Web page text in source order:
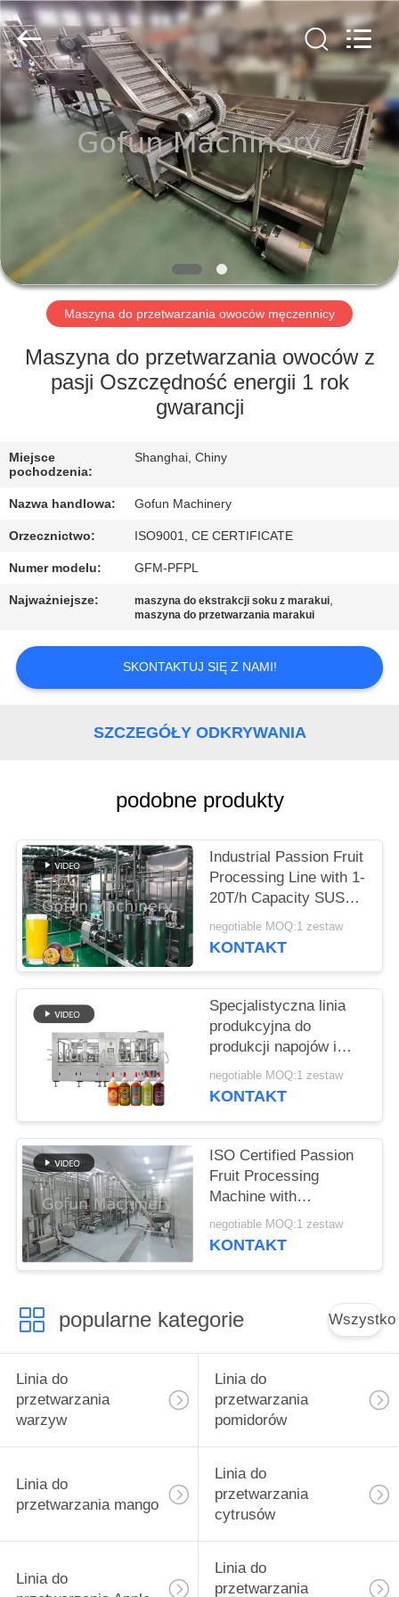
DOM
PRODUKTY
POKAZ
VR
NAS
PO
FABRYCE
KONTROLA
JAKOŚCI
SIĘ
SPRAWY
POPROSIĆ
WYCENĘ
SITEMAP
POLITYKA
PRYWATNOŚCI
Shanghai
Gofun
Machinery
Co.,
Ltd..
All
Rights
Reserved.
Maszyna do przetwarzania owoców męczennicy
Maszyna do przetwarzania owoców z
pasji Oszczędność energii 1 rok
gwarancji
Miejsce
pochodzenia:
Shanghai, Chiny
Nazwa handlowa: Gofun Machinery
Orzecznictwo: ISO9001, CE CERTIFICATE
Numer modelu: GFM-PFPL
Najważniejsze: maszyna do ekstrakcji soku z marakui,
maszyna do przetwarzania marakui
SKONTAKTUJ SIĘ Z NAMI!
SZCZEGÓŁY ODKRYWANIA
podobne produkty
Industrial Passion Fruit
Processing Line with 1-
20T/h Capacity SUS
304/316 Material and
Aseptic Bag Filling
negotiable MOQ:1 zestaw
KONTAKT
Specjalistyczna linia
produkcyjna do
produkcji napojów i
soków przemysłowych
z owoców marakui
negotiable MOQ:1 zestaw
KONTAKT
ISO Certified Passion
Fruit Processing
Machine with
Customizable Capacity
and Energy Saving
negotiable MOQ:1 zestaw
KONTAKT
popularne kategorie Wszystko
Linia do
przetwarzania
warzyw
Linia do
przetwarzania
pomidorów
Linia do
przetwarzania mango
Linia do
przetwarzania
cytrusów
Linia do
Linia do
przetwarzania